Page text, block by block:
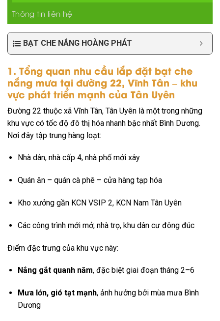
Thông tin liên hệ
BẠT CHE NẮNG HOÀNG PHÁT
1. Tổng quan nhu cầu lắp đặt bạt che
nắng mưa tại đường 22, Vĩnh Tân – khu
vực phát triển mạnh của Tân Uyên
Đường 22 thuộc xã Vĩnh Tân, Tân Uyên là một trong những
khu vực có tốc độ đô thị hóa nhanh bậc nhất Bình Dương.
Nơi đây tập trung hàng loạt:
Nhà dân, nhà cấp 4, nhà phố mới xây
Quán ăn – quán cà phê – cửa hàng tạp hóa
Kho xưởng gần KCN VSIP 2, KCN Nam Tân Uyên
Các công trình mới mở, nhà trọ, khu dân cư đông đúc
Điểm đặc trưng của khu vực này:
Nắng gắt quanh năm, đặc biệt giai đoạn tháng 2–6
Mưa lớn, gió tạt mạnh, ảnh hưởng bởi mùa mưa Bình
Dương